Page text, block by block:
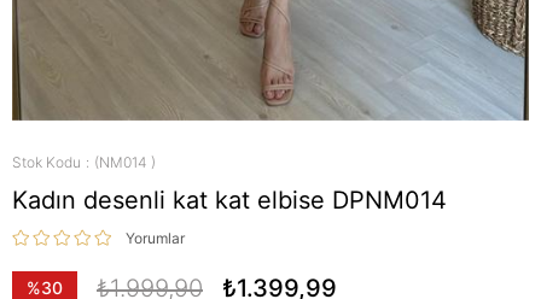
Stok Kodu (NM014 )
Kadın desenli kat kat elbise DPNM014
Yorumlar
%30
₺1.999,90 ₺1.399,99